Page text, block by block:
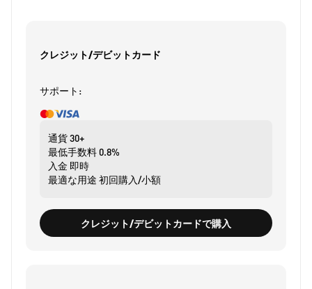
クレジット/デビットカード
サポート:
通貨30+
最低手数料0.8%
入金 即時
最適な用途 初回購入/小額
クレジット/デビットカードで購入